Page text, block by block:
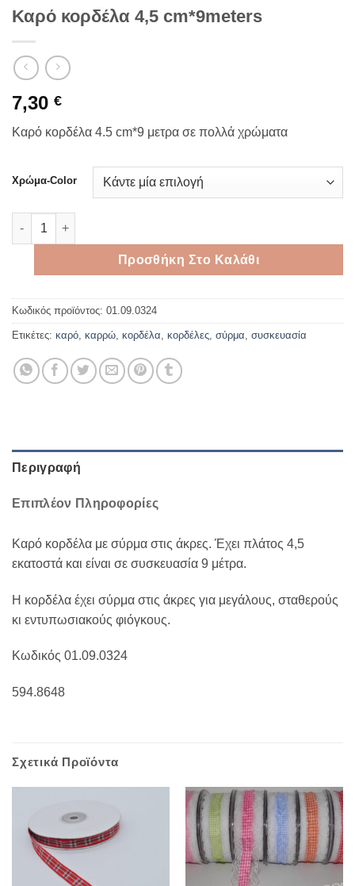
Καρό κορδέλα 4,5 cm*9meters
7,30 €
Καρό κορδέλα 4.5 cm*9 μετρα σε πολλά χρώματα
Χρώμα-Color
Καρό κορδέλα 4,5 cm*9meters ποσότητα
Προσθήκη Στο Καλάθι
Κωδικός προϊόντος: 01.09.0324
Ετικέτες: καρό καρρώ κορδέλα κορδέλες σύρμα συσκευασία
Περιγραφή
Επιπλέον Πληροφορίες
Καρό κορδέλα με σύρμα στις άκρες. Έχει πλάτος 4,5
εκατοστά και είναι σε συσκευασία 9 μέτρα.
Η κορδέλα έχει σύρμα στις άκρες για μεγάλους, σταθερούς
κι εντυπωσιακούς φιόγκους.
Κωδικός 01.09.0324
594.8648
Σχετικά Προϊόντα